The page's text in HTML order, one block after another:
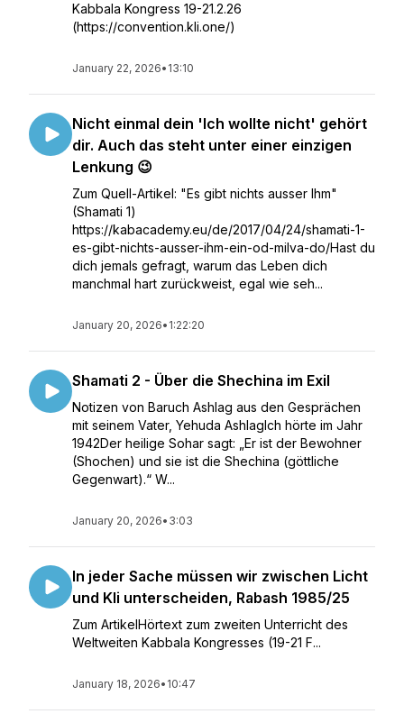
Kabbala Kongress 19-21.2.26
(https://convention.kli.one/)
January 22, 2026• 13:10
Nicht einmal dein 'Ich wollte nicht' gehört
dir. Auch das steht unter einer einzigen
Lenkung 😉
Zum Quell-Artikel: "Es gibt nichts ausser Ihm"
(Shamati 1)
https://kabacademy.eu/de/2017/04/24/shamati-1-
es-gibt-nichts-ausser-ihm-ein-od-milva-do/Hast du
dich jemals gefragt, warum das Leben dich
manchmal hart zurückweist, egal wie seh...
January 20, 2026• 1:22:20
Shamati 2 - Über die Shechina im Exil
Notizen von Baruch Ashlag aus den Gesprächen
mit seinem Vater, Yehuda AshlagIch hörte im Jahr
1942Der heilige Sohar sagt: „Er ist der Bewohner
(Shochen) und sie ist die Shechina (göttliche
Gegenwart).“ W...
January 20, 2026• 3:03
In jeder Sache müssen wir zwischen Licht
und Kli unterscheiden, Rabash 1985/25
Zum ArtikelHörtext zum zweiten Unterricht des
Weltweiten Kabbala Kongresses (19-21 F...
January 18, 2026• 10:47